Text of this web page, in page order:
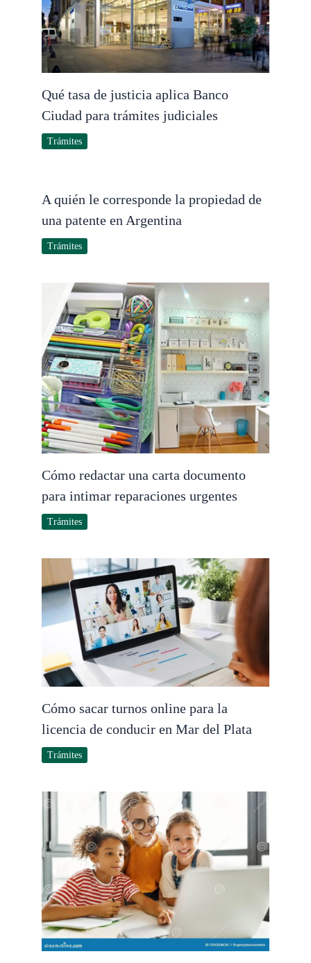
Qué tasa de justicia aplica Banco
Ciudad para trámites judiciales
Trámites
A quién le corresponde la propiedad de
una patente en Argentina
Trámites
Cómo redactar una carta documento
para intimar reparaciones urgentes
Trámites
Cómo sacar turnos online para la
licencia de conducir en Mar del Plata
Trámites